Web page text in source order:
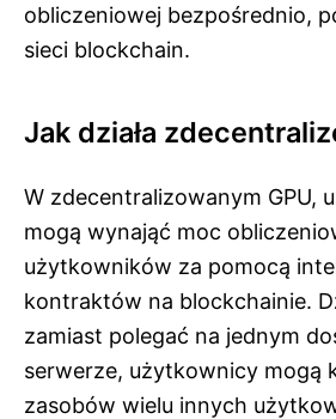
obliczeniowej bezpośrednio,
sieci blockchain.
Jak działa
W zdecentralizowanym GPU,
mogą wynająć moc
użytkowników za pomocą
kontraktów na blockchainie.
zamiast polegać na jednym
serwerze, użytkownicy mogą
zasobów wielu innych